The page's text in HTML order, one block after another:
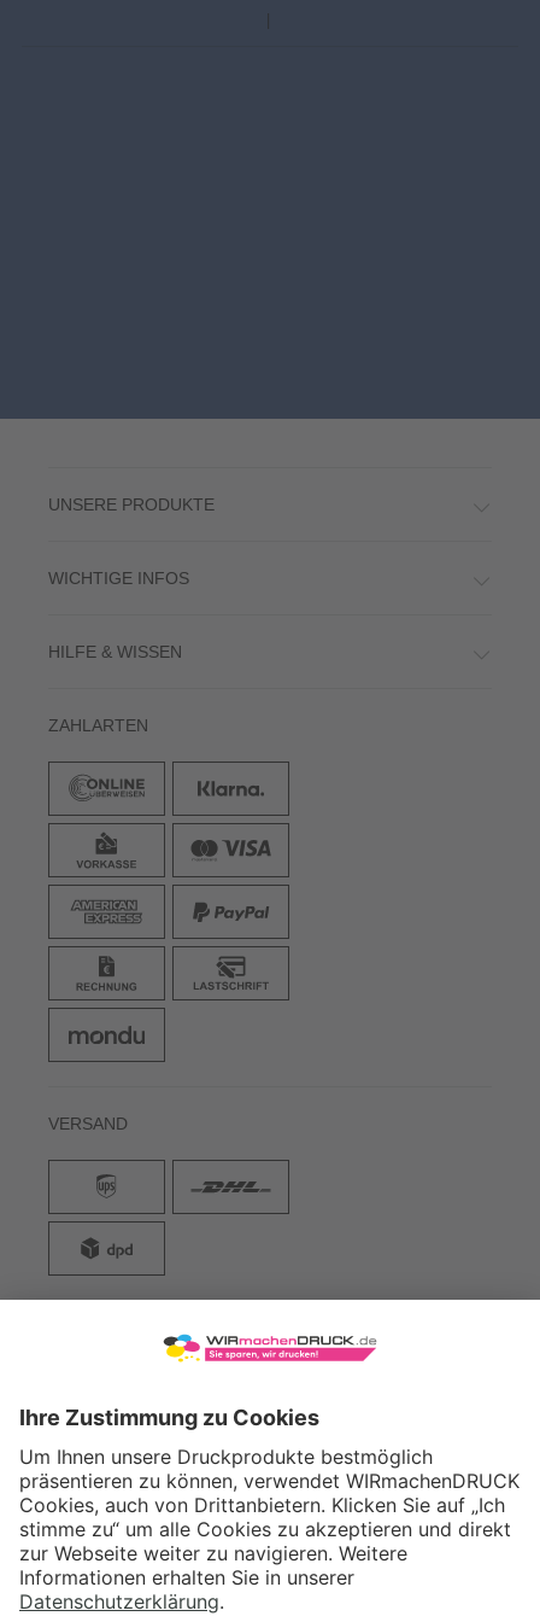
UNSERE PRODUKTE
WICHTIGE INFOS
HILFE & WISSEN
ZAHLARTEN
VERSAND
WIRmachenDRUCK GmbH
71522 Backnang
Tel.: +49 (0) 711 995 982 - 20
Fax: +49 (0) 711 995 982 - 21
SOCIAL MEDIA